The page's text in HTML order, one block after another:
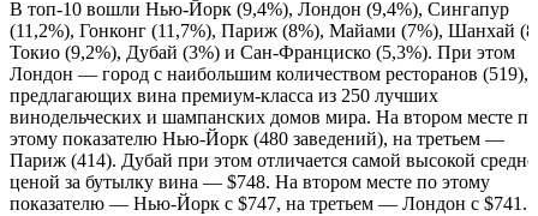
В топ-10 вошли Нью-Йорк (9,4%), Лондон (9,4%), Сингапур
(11,2%), Гонконг (11,7%), Париж (8%), Майами (7%), Шанхай
Токио (9,2%), Дубай (3%) и Сан-Франциско (5,3%). При этом
Лондон — город с наибольшим количеством ресторанов (519),
предлагающих вина премиум-класса из 250 лучших
винодельческих и шампанских домов мира. На втором месте по
этому показателю Нью-Йорк (480 заведений), на третьем —
Париж (414). Дубай при этом отличается самой высокой
ценой за бутылку вина — $748. На втором месте по этому
показателю — Нью-Йорк с $747, на третьем — Лондон с $741.